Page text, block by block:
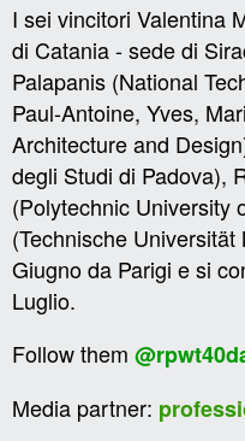
I sei vincitori Valentina
di Catania - sede di
Palapanis (National
Paul-Antoine, Yves,
Architecture and
degli Studi di Padova),
(Polytechnic University
(Technische
Giugno da Parigi e si
Luglio.
Follow them
Media partner: